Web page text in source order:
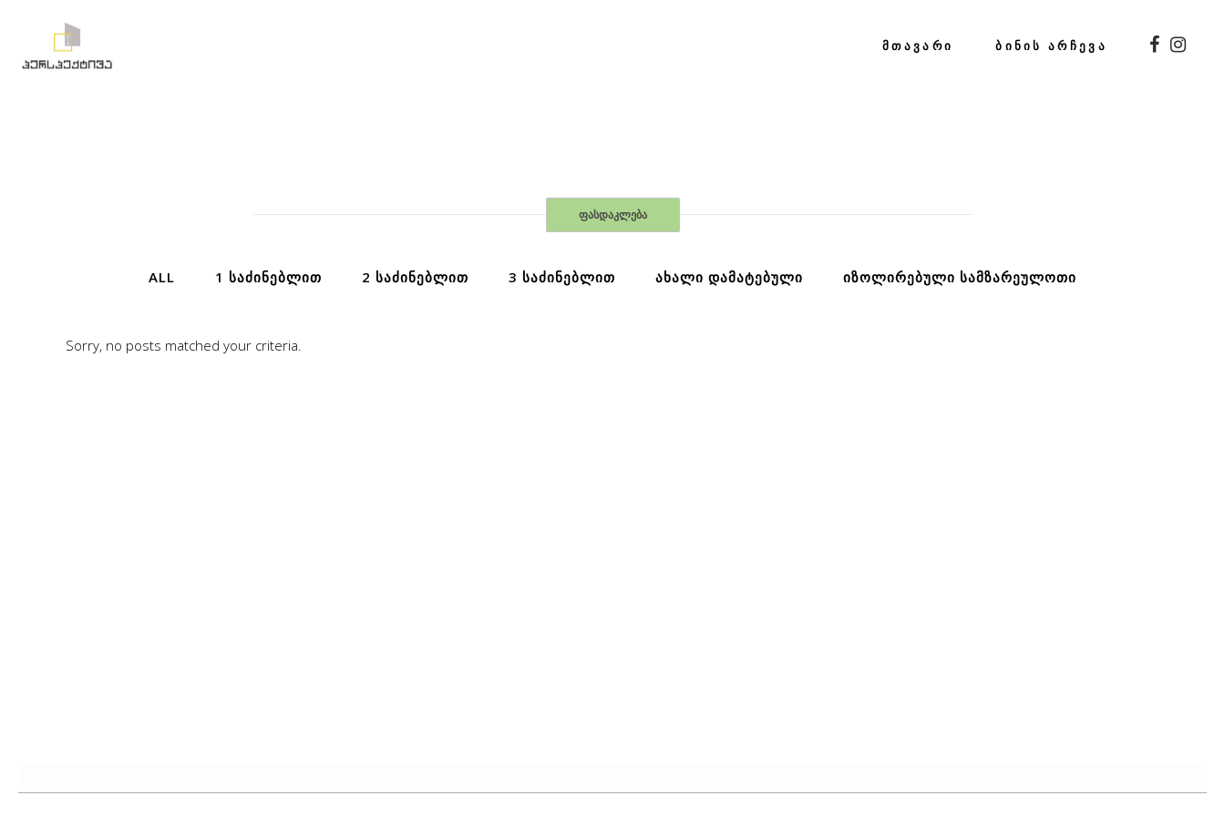
ᲛᲗᲐᲕᲐᲠᲘ ᲑᲘᲜᲘᲡ ᲐᲠᲩᲔᲕᲐ
ფასდაკლება
ALL 1 ᲡᲐᲫᲘᲜᲔᲑᲚᲘᲗ 2 ᲡᲐᲫᲘᲜᲔᲑᲚᲘᲗ 3 ᲡᲐᲫᲘᲜᲔᲑᲚᲘᲗ ᲐᲮᲐᲚᲘ ᲓᲐᲛᲐᲢᲔᲑᲣᲚᲘ ᲘᲖᲝᲚᲘᲠᲔᲑᲣᲚᲘ ᲡᲐᲛᲖᲐᲠᲔᲣᲚᲝᲗᲘ
Sorry, no posts matched your criteria.